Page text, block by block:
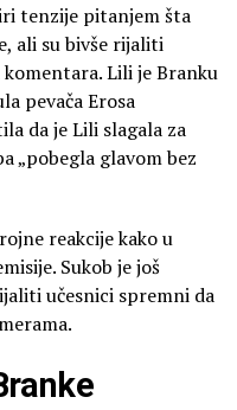
tenzije pitanjem šta
ali su bivše rijaliti
Lili je Branku
pevača Erosa
da je Lili slagala za
„pobegla glavom bez
reakcije kako u
Sukob je još
učesnici spremni da